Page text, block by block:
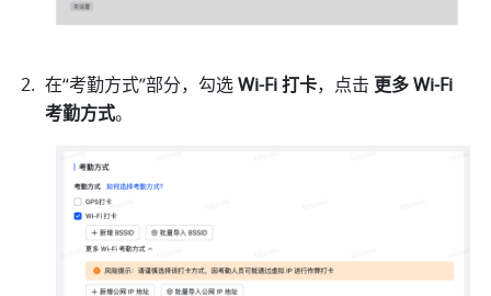
在“考勤方式”部分，勾选 Wi-Fi 打卡，点击 更多 Wi-Fi
考勤方式。